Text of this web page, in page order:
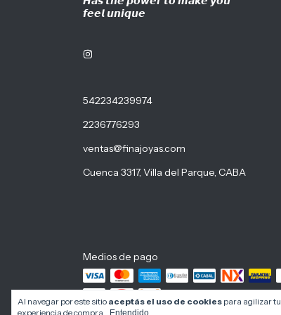
Al navegar por este sitio aceptás el uso de cookies para agilizar tu
experiencia de compra.
Entendido
𝙛𝙚𝙚𝙡 𝙪𝙣𝙞𝙦𝙪𝙚
542234239974
2236776293
ventas@finajoyas.com
Cuenca 3317, Villa del Parque, CABA
Medios de pago